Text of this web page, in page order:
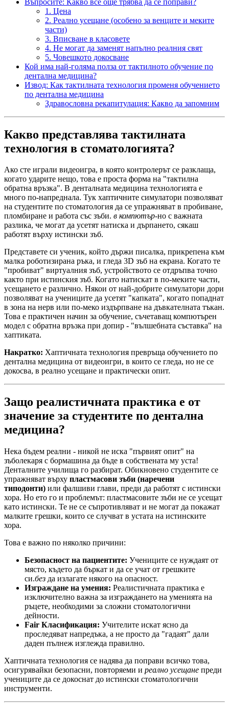
1. Цена
2. Реално усещане (особено за венците и меките
части)
3. Вписване в класовете
4. Не могат да заменят напълно реалния свят
5. Човешкото докосване
Кой има най-голяма полза от тактилното обучение по
дентална медицина?
Извод: Как тактилната технология променя обучението
по дентална медицина
Здравословна рекапитулация: Какво да запомним
Какво представлява тактилната
технология в стоматологията?
Ако сте играли видеоигра, в която контролерът се разклаща,
когато ударите нещо, това е проста форма на "тактилна
обратна връзка". В денталната медицина технологията е
много по-напреднала. Тук хаптичните симулатори позволяват
на студентите по стоматология да се упражняват в пробиване,
пломбиране и работа със зъби. в компютър-но с важната
разлика, че могат да усетят натиска и дърпането, сякаш
работят върху истински зъб.
Представете си ученик, който държи писалка, прикрепена към
малка роботизирана ръка, и гледа 3D зъб на екрана. Когато те
"пробиват" виртуалния зъб, устройството се отдръпва точно
както при истинския зъб. Когато натискат в по-меките части,
усещането е различно. Някои от най-добрите симулатори дори
позволяват на учениците да усетят "капката", когато попаднат
в зона на нерв или по-меко издърпване на дъвкателната тъкан.
Това е практичен начин за обучение, съчетаващ компютърен
модел с обратна връзка при допир - "вълшебната съставка" на
хаптиката.
Накратко: Хаптичната технология превръща обучението по
дентална медицина от видеоигри, в които се гледа, но не се
докосва, в реално усещане и практически опит.
Защо реалистичната практика е от
значение за студентите по дентална
медицина?
Нека бъдем реални - никой не иска "първият опит" на
зъболекаря с бормашина да бъде в собствената му уста!
Денталните училища го разбират. Обикновено студентите се
упражняват върху пластмасови зъби (наречени
типодонти) или фалшиви глави, преди да работят с истински
хора. Но ето го и проблемът: пластмасовите зъби не се усещат
като истински. Те не се съпротивляват и не могат да покажат
малките грешки, които се случват в устата на истинските
хора.
Това е важно по няколко причини:
Безопасност на пациентите: Учениците се нуждаят от
място, където да бъркат и да се учат от грешките
си.без да излагате някого на опасност.
Изграждане на умения: Реалистичната практика е
изключително важна за изграждането на уменията на
ръцете, необходими за сложни стоматологични
дейности.
Fair Класификация: Учителите искат ясно да
проследяват напредъка, а не просто да "гадаят" дали
даден пълнеж изглежда правилно.
Хаптичната технология се надява да поправи всичко това,
осигурявайки безопасни, повторяеми и реално усещане преди
учениците да се докоснат до истински стоматологични
инструменти.